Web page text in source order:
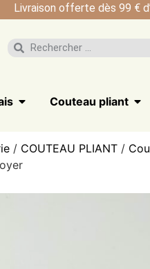
Livraison offerte dès 99 €
Couteau pliant
/ COUTEAU PLIANT /